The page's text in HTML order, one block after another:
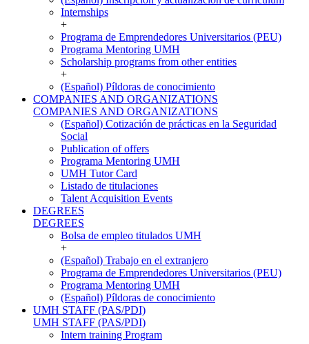
Internships
+
Programa de Emprendedores Universitarios (PEU)
Programa Mentoring UMH
Scholarship programs from other entities
+
(Español) Píldoras de conocimiento
COMPANIES AND ORGANIZATIONS
COMPANIES AND ORGANIZATIONS
(Español) Cotización de prácticas en la Seguridad
Social
Publication of offers
Programa Mentoring UMH
UMH Tutor Card
Listado de titulaciones
Talent Acquisition Events
DEGREES
DEGREES
Bolsa de empleo titulados UMH
+
(Español) Trabajo en el extranjero
Programa de Emprendedores Universitarios (PEU)
Programa Mentoring UMH
(Español) Píldoras de conocimiento
UMH STAFF (PAS/PDI)
UMH STAFF (PAS/PDI)
Intern training Program